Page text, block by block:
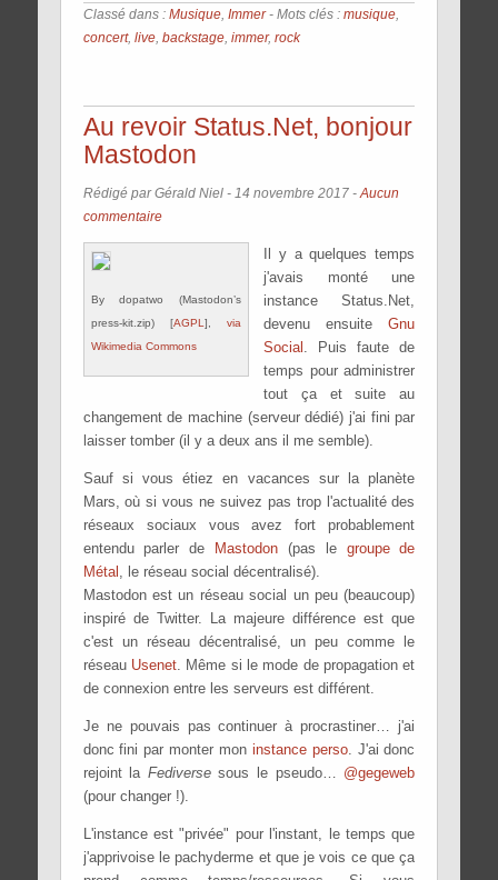
Classé dans : Musique, Immer- Mots clés : musique,
concert, live, backstage, immer, rock
Au revoir Status.Net, bonjour
Mastodon
Rédigé par Gérald Niel - 14 novembre 2017- Aucun
commentaire
By dopatwo (Mastodon’s
press-kit.zip) [AGPL], via
Wikimedia Commons
Il y a quelques temps
j'avais monté une
instance Status.Net,
devenu ensuiteGnu
Social . Puis faute de
temps pour administrer
tout ça et suite au
changement de machine (serveur dédié) j'ai fini par
laisser tomber (il y a deux ans il me semble).
Sauf si vous étiez en vacances sur la planète
Mars, où si vous ne suivez pas trop l'actualité des
réseaux sociaux vous avez fort probablement
entendu parler de
Mastodon (pas le groupe de
Métal , le réseau social décentralisé).
Mastodon est un réseau social un peu (beaucoup)
inspiré de Twitter. La majeure différence est que
c'est un réseau décentralisé, un peu comme le
réseau Usenet. Même si le mode de propagation et
de connexion entre les serveurs est différent.
Je ne pouvais pas continuer à procrastiner… j'ai
donc fini par monter mon instance perso. J'ai donc
rejoint la Fediversesous le pseudo… @gegeweb
(pour changer !).
L'instance est "privée" pour l'instant, le temps que
j'apprivoise le pachyderme et que je vois ce que ça